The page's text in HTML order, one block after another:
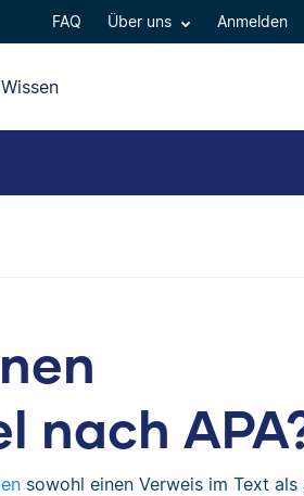
FAQ Über uns Anmelden
Wissen
nach
sowohl einen Verweis im Text als